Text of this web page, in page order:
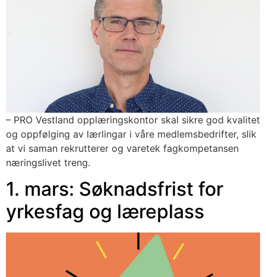
– PRO Vestland opplæringskontor skal sikre god kvalitet
og oppfølging av lærlingar i våre medlemsbedrifter, slik
at vi saman rekrutterer og varetek fagkompetansen
næringslivet treng.
1. mars: Søknadsfrist for
yrkesfag og læreplass